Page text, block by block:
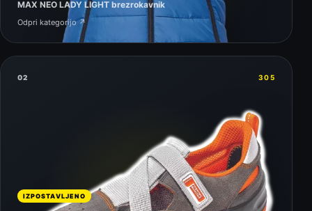
MAX NEO LADY LIGHT brezrokavnik
Odpri kategorijo ↗
02 305
IZPOSTAVLJENO